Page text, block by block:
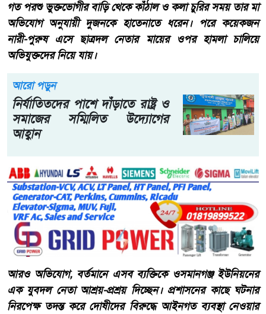
গত পরশু ভুক্তভোগীর বাড়ি থেকে কাঁঠাল ও কলা চুরির সময় তার মা
অভিযোগ অনুযায়ী দুজনকে হাতেনাতে ধরেন। পরে কয়েকজন
নারী-পুরুষ এসে ছাত্রদল নেতার মায়ের ওপর হামলা চালিয়ে
অভিযুক্তদের নিয়ে যায়।
আরো পড়ুন
নির্যাতিতদের পাশে দাঁড়াতে রাষ্ট্র ও
সমাজের সম্মিলিত উদ্যোগের
আহ্বান
আরও অভিযোগ, বর্তমানে এসব ব্যক্তিকে ওসমানগঞ্জ ইউনিয়নের
এক যুবদল নেতা আশ্রয়-প্রশ্রয় দিচ্ছেন। প্রশাসনের কাছে ঘটনার
নিরপেক্ষ তদন্ত করে দোষীদের বিরুদ্ধে আইনগত ব্যবস্থা নেওয়ার